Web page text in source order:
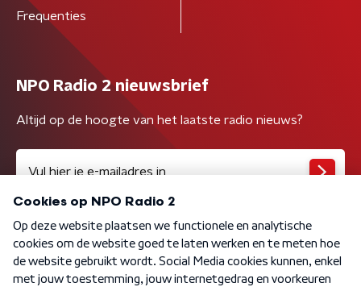
Frequenties
NPO Radio 2 nieuwsbrief
Altijd op de hoogte van het laatste radio nieuws?
Algemene voorwaarden